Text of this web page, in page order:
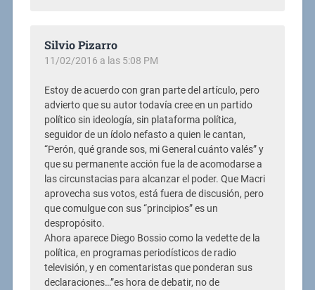
Silvio Pizarro
11/02/2016 a las 5:08 PM
Estoy de acuerdo con gran parte del artículo, pero
advierto que su autor todavía cree en un partido
político sin ideología, sin plataforma política,
seguidor de un ídolo nefasto a quien le cantan,
“Perón, qué grande sos, mi General cuánto valés” y
que su permanente acción fue la de acomodarse a
las circunstacias para alcanzar el poder. Que Macri
aprovecha sus votos, está fuera de discusión, pero
que comulgue con sus “principios” es un
despropósito.
Ahora aparece Diego Bossio como la vedette de la
política, en programas periodísticos de radio
televisión, y en comentaristas que ponderan sus
declaraciones…”es hora de debatir, no de